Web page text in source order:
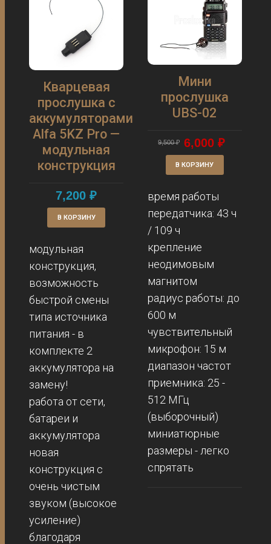
Кварцевая
прослушка с
аккумуляторами
Alfa 5KZ Pro —
модульная
конструкция
7,200₽
В КОРЗИНУ
модульная
конструкция,
возможность
быстрой смены
типа источника
питания - в
комплекте 2
аккумулятора на
замену!
работа от сети,
батареи и
аккумулятора
новая
конструкция с
очень чистым
звуком (высокое
усиление)
благодаря
Мини
прослушка
UBS-02
9,500₽ 6,000₽
В КОРЗИНУ
время работы
передатчика: 43 ч
/ 109 ч
крепление
неодимовым
магнитом
радиус работы: до
600 м
чувствительный
микрофон: 15 м
диапазон частот
приемника: 25 -
512 МГц
(выборочный)
миниатюрные
размеры - легко
спрятать